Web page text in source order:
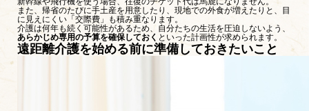
また、帰省のたびに手土産を用意したり、現地での外食が増えたりと、目
に見えにくい「交際費」も積み重なります。
介護は何年も続く可能性があるため、自分たちの生活を圧迫しないよう、
あらかじめ専用の予算を確保しておく といった計画性が求められます。
遠距離介護を始める前に準備しておきたいこと